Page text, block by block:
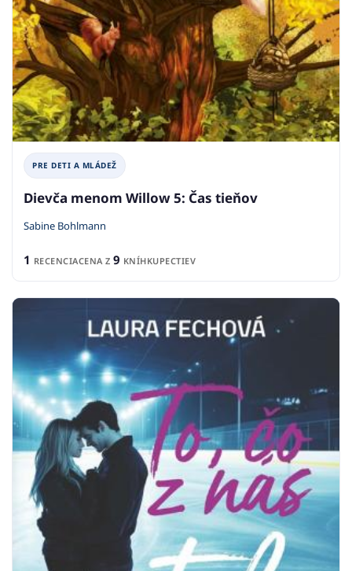
PRE DETI A MLÁDEŽ
Dievča menom Willow 5: Čas tieňov
Sabine Bohlmann
1 RECENCIACENA Z 9 KNÍHKUPECTIEV